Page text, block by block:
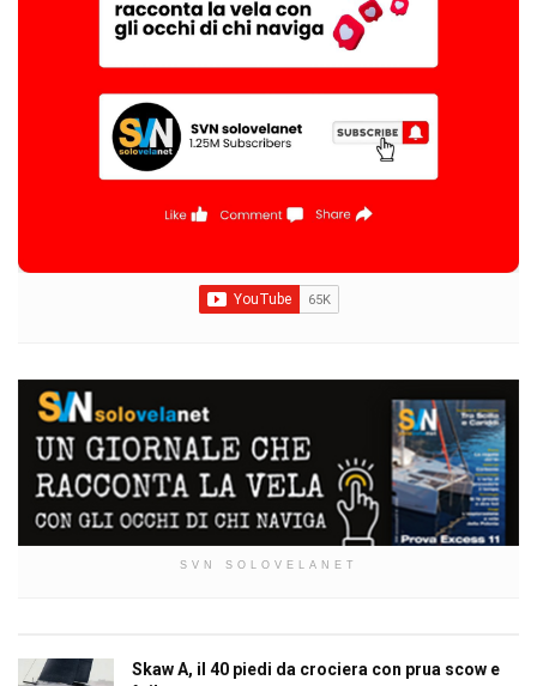
SVN SOLOVELANET
Skaw A, il 40 piedi da crociera con prua scow e